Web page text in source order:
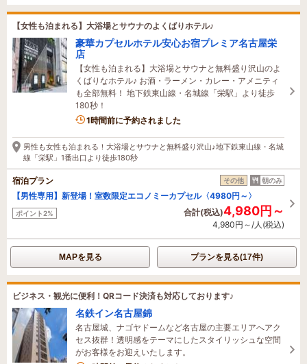
【女性も泊まれる】大浴場とサウナのよくばりホテル♪
豪華カプセルホテル安心お宿プレミア名古屋栄
店
【女性も泊まれる】大浴場とサウナと無料盛り沢山のよ
くばりなホテル♪ お酒・ラーメン・カレー・アメニティ
も全部無料！ 地下鉄東山線・名城線「栄駅」より徒歩
180秒！
1名がこの宿を見ています
1時間前に予約されました
男性も女性も泊まれる！大浴場とサウナと無料盛り沢山♪地下鉄東山線・名城
線「栄駅」1番出口より徒歩180秒
宿泊プラン その他 朝のみ
【男性専用】新登場！室数限定エコノミーカプセル〈4980円～〉
ポイント2% 合計(税込)4,980円～
4,980円～/人(税込)
MAPを見る プランを見る(17件)
ビジネス・観光に便利！QRコード決済も対応しております♪
名鉄イン名古屋錦
名古屋城、ナゴヤドームなど名古屋の主要エリアへアク
セス抜群！透明感をテーマにしたスタイリッシュな空間
がお客様をお迎えいたします。